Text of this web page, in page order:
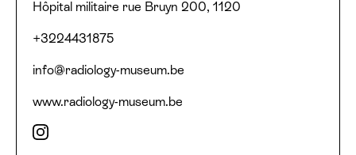
Adresse
Hôpital militaire rue Bruyn 200, 1120
Numéro de téléphone
+3224431875
Email
info@​radiology-​museum.​be
Site web
www​.radi​ol​o​gy​-muse​um​.be
Réseaux sociaux
Instagram